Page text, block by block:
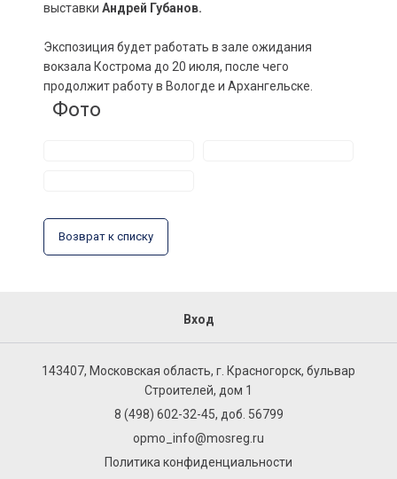
выставки Андрей Губанов.
Экспозиция будет работать в зале ожидания
вокзала Кострома до 20 июля, после чего
продолжит работу в Вологде и Архангельске.
Фото
Возврат к списку
Вход
143407, Московская область, г. Красногорск, бульвар
Строителей, дом 1
8 (498) 602-32-45, доб. 56799
opmo_info@mosreg.ru
Политика конфиденциальности